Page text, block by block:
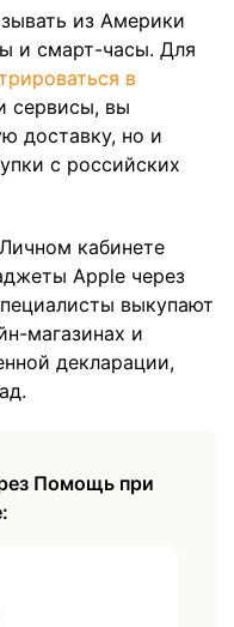
из Америки
и смарт-часы. Для
в
сервисы, вы
доставку, но и
с российских
кабинете
Apple через
выкупают
магазинах и
декларации,
Помощь при